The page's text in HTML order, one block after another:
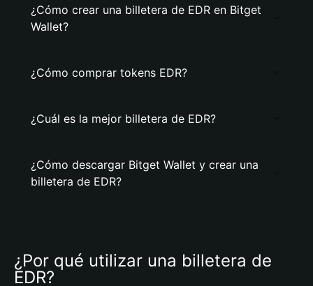
¿Cómo crear una billetera de EDR en Bitget
Wallet?
¿Cómo comprar tokens EDR?
¿Cuál es la mejor billetera de EDR?
¿Cómo descargar Bitget Wallet y crear una
billetera de EDR?
¿Por qué utilizar una billetera de
EDR?